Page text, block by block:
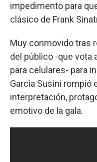
impedimento para
clásico de Frank
Muy conmovido tras
del público -que vota
para celulares- para
García Susini rompió
interpretación,
emotivo de la gala.